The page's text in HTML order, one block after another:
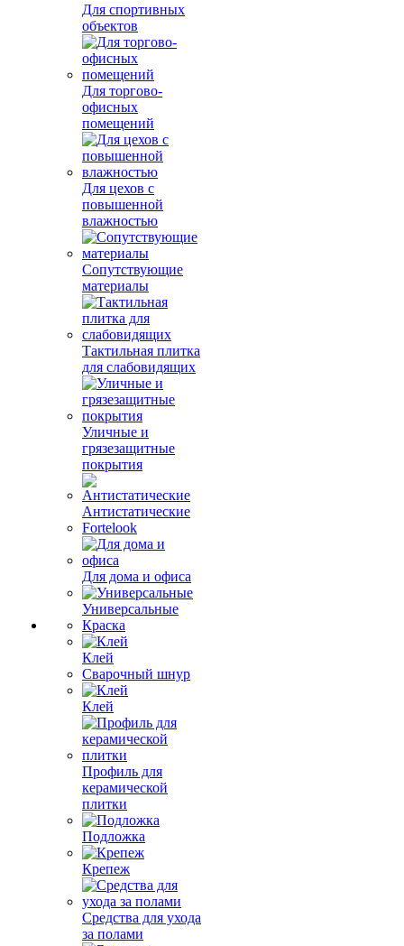
Для спортивных
объектов
Для торгово-
офисных
помещений
Для цехов с
повышенной
влажностью
Сопутствующие
материалы
Тактильная плитка
для слабовидящих
Уличные и
грязезащитные
покрытия
Антистатические
Fortelook
Для дома и офиса
Универсальные
Краска
Клей
Сварочный шнур
Клей
Профиль для
керамической
плитки
Подложка
Крепеж
Средства для ухода
за полами